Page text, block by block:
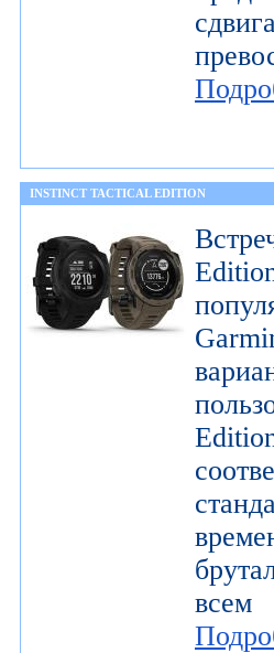
INSTINCT TACTICAL EDITION